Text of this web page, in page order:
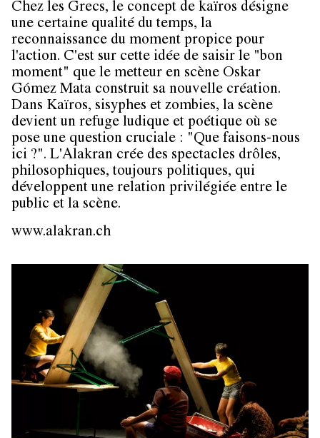
Chez les Grecs, le concept de kaïros désigne
une certaine qualité du temps, la
reconnaissance du moment propice pour
l'action. C'est sur cette idée de saisir le "bon
moment" que le metteur en scène Oskar
Gómez Mata construit sa nouvelle création.
Dans Kaïros, sisyphes et zombies, la scène
devient un refuge ludique et poétique où se
pose une question cruciale : "Que faisons-nous
ici ?". L'Alakran crée des spectacles drôles,
philosophiques, toujours politiques, qui
développent une relation privilégiée entre le
public et la scène.
www.alakran.ch